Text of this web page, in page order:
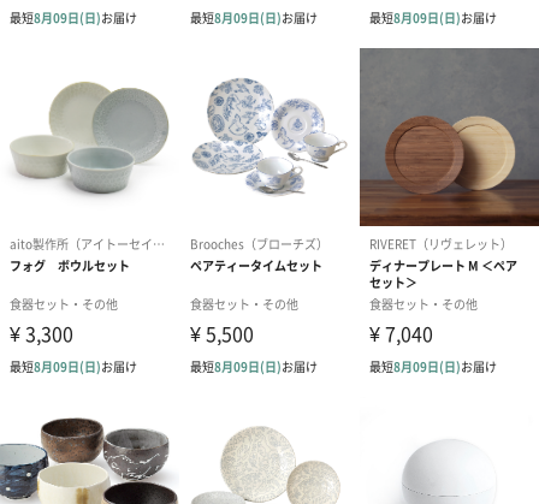
ダイニングライン ボウル カンパーニュ
何気ない家庭料理のおいしさを、家族やパートナーと分かち合
う。そんな幸せなひとときをイメージして、くつろぎと温かさを
想起させるフランス語の「カンパーニュ(田舎風)」と名付けまし
た。
独自の風合いのナチュラルなカラーは、モダンから和食まで相性
が良く、長くストウブをご愛用の方はもちろん、これからストウ
ブを使い始める方にもおすすめ。
います。